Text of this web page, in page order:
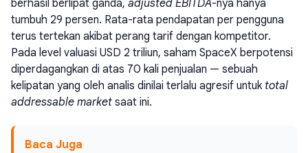
berhasil berlipat ganda, adjusted EBITDA-nya hanya
tumbuh 29 persen. Rata-rata pendapatan per pengguna
terus tertekan akibat perang tarif dengan kompetitor.
Pada level valuasi USD 2 triliun, saham SpaceX berpotensi
diperdagangkan di atas 70 kali penjualan — sebuah
kelipatan yang oleh analis dinilai terlalu agresif untuk total
addressable market saat ini.
Baca Juga